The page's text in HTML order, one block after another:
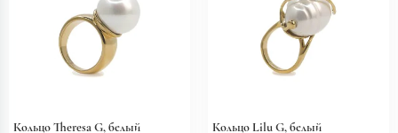
Кольцо Theresa G, белый Кольцо Lilu G, белый